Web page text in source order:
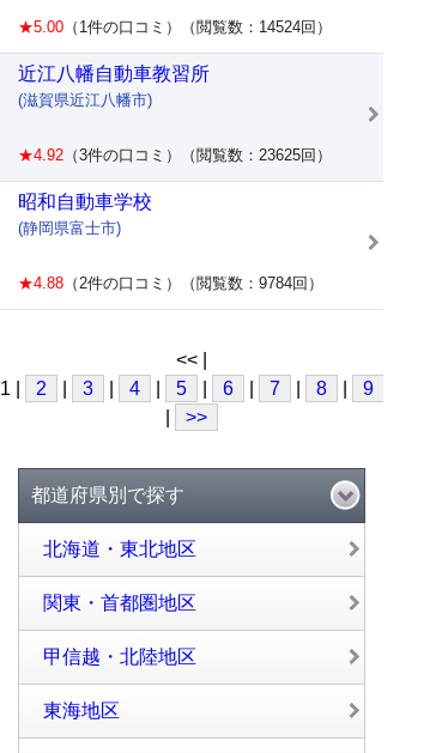
★5.00 （1件の口コミ）（閲覧数：14524回）
近江八幡自動車教習所
(滋賀県近江八幡市)
★4.92 （3件の口コミ）（閲覧数：23625回）
昭和自動車学校
(静岡県富士市)
★4.88 （2件の口コミ）（閲覧数：9784回）
<< |
1 |
2 3 4 5 6 7 8 9
>>
都道府県別で探す
北海道・東北地区
関東・首都圏地区
甲信越・北陸地区
東海地区